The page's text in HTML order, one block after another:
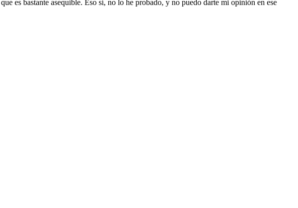
es bastante asequible. Eso sí, no lo he probado, y no puedo darte mi opinión en ese